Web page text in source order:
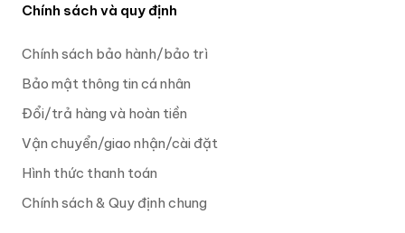
Chính sách và quy định
Chính sách bảo hành/bảo trì
Bảo mật thông tin cá nhân
Đổi/trả hàng và hoàn tiền
Vận chuyển/giao nhận/cài đặt
Hình thức thanh toán
Chính sách & Quy định chung